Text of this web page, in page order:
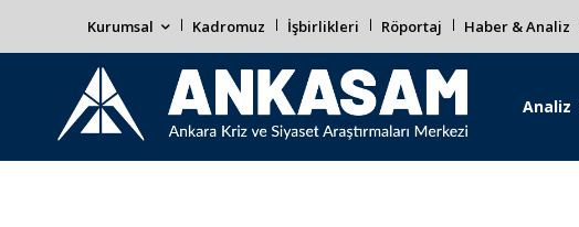
Kurumsal Kadromuz İşbirlikleri Röportaj Haber & Analiz
Analiz